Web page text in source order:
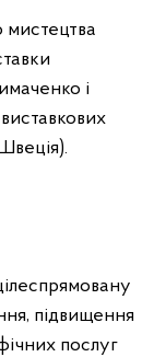
мистецтва
і
підвищення
послуг